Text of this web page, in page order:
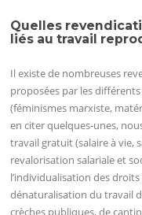
Quelles
liés au travail
Il existe de nombreuses
proposées par les
(féminismes marxiste,
en citer quelques-unes,
travail gratuit (salaire à vie,
revalorisation salariale et
l’individualisation des
dénaturalisation du travail
crèches publiques, de